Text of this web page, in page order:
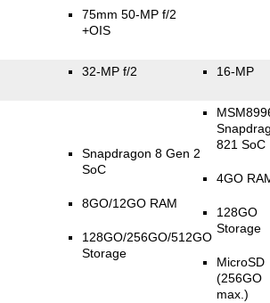
75mm 50-MP f/2
+OIS
32-MP f/2 16-MP
Snapdragon 8 Gen 2
SoC
8GO/12GO RAM
128GO/256GO/512GO
Storage
821 SoC
4GO
128GO
Storage
MicroSD
(256GO
max.)